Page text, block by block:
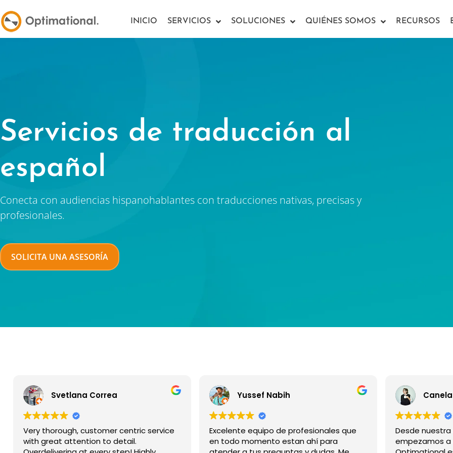
INICIO SERVICIOS SOLUCIONES QUIÉNES SOMOS RECURSOS
Servicios de traducción al
español
Conecta con audiencias hispanohablantes con traducciones nativas, precisas y
profesionales.
SOLICITA UNA ASESORÍA
Yussef Nabih
Excelente equipo de profesionales que
en todo momento estan ahí para
Canela
Desde nuestra agencia creativa,
empezamos a colaborar con
Belen
Great Team! A
Very